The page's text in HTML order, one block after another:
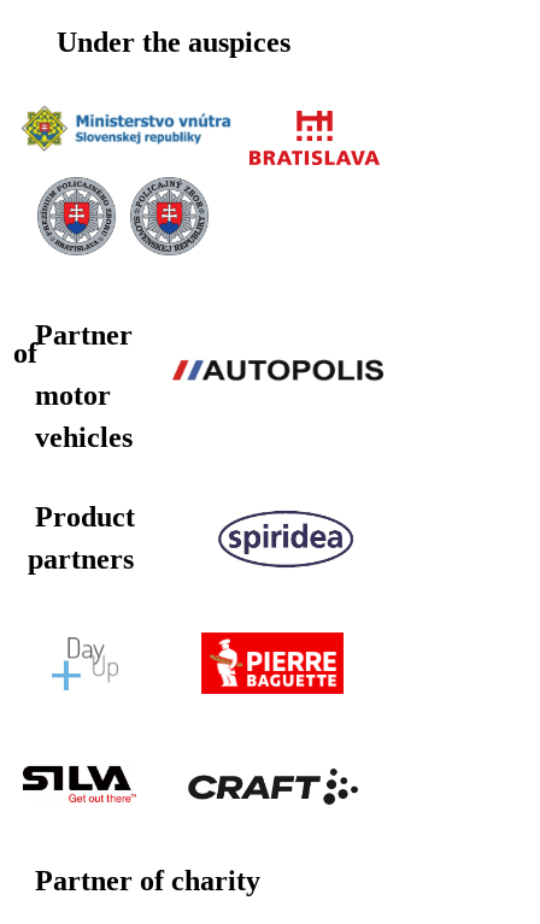
Under the auspices
Partner
of
motor
vehicles
Product
partners
Partner of charity